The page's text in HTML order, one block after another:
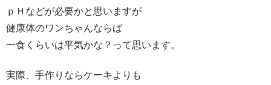
ｐＨなどが必要かと思いますが
健康体のワンちゃんならば
一食くらいは平気かな？って思います。
実際、手作りならケーキよりも